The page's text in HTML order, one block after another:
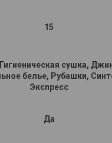
15
сушка,
белье, Рубашки,
Экспресс
Да